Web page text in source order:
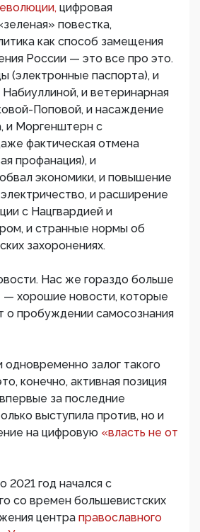
цифровая
повестка,
как способ замещения
России — это все про это.
(электронные паспорта), и
и ветеринарная
Поповой, и насаждение
и Моргенштерн с
фактическая отмена
профанация), и
экономики, и повышение
и расширение
с Нацгвардией и
и странные нормы об
захоронениях.
Нас же гораздо больше
хорошие новости, которые
о пробуждении самосознания
одновременно залог такого
конечно, активная позиция
за последние
выступила против, но и
на цифровую «власть не от
2021 год начался с
со времен большевистских
центра православного